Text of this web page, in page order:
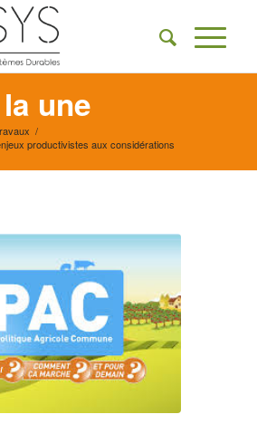
une
/
productivistes aux considérations